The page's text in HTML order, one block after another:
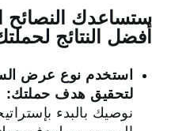
ستساعدك النصائح
أفضل النتائج
استخدم نوع عرض
لتحقيق هدف حملتك:
نوصيك بالبدء